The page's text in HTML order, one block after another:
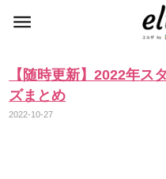
【随時更新】2022年ス
ズまとめ
2022-10-27